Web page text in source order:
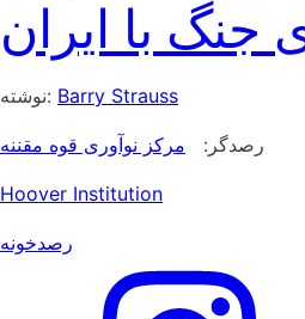
با ایران
نوشته: Barry Strauss
رصدگر: مرکز نوآوری قوه مقننه
Hoover Institution
رصدخونه